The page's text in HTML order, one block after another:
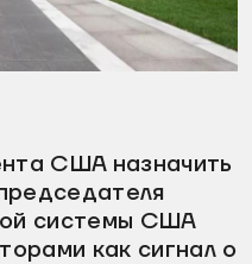
США назначить
системы США
как сигнал о